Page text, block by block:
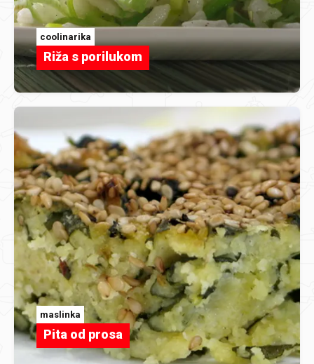
coolinarika
Riža s porilukom
maslinka
Pita od prosa